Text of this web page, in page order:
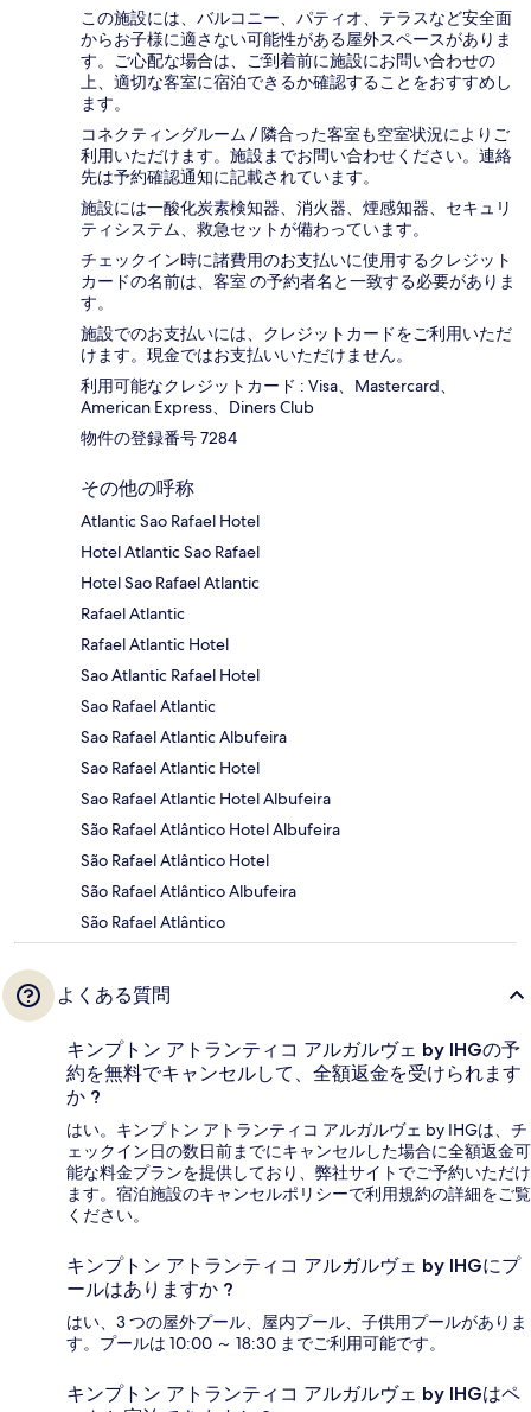
この施設には、バルコニー、パティオ、テラスなど安全面
からお子様に適さない可能性がある屋外スペースがありま
す。ご心配な場合は、ご到着前に施設にお問い合わせの
上、適切な客室に宿泊できるか確認することをおすすめし
ます。
コネクティングルーム / 隣合った客室も空室状況によりご
利用いただけます。施設までお問い合わせください。連絡
先は予約確認通知に記載されています。
施設には一酸化炭素検知器、消火器、煙感知器、セキュリ
ティシステム、救急セットが備わっています。
チェックイン時に諸費用のお支払いに使用するクレジット
カードの名前は、客室 の予約者名と一致する必要がありま
す。
施設でのお支払いには、クレジットカードをご利用いただ
けます。現金ではお支払いいただけません。
利用可能なクレジットカード : Visa、Mastercard、
American Express、Diners Club
物件の登録番号 7284
その他の呼称
Atlantic Sao Rafael Hotel
Hotel Atlantic Sao Rafael
Hotel Sao Rafael Atlantic
Rafael Atlantic
Rafael Atlantic Hotel
Sao Atlantic Rafael Hotel
Sao Rafael Atlantic
Sao Rafael Atlantic Albufeira
Sao Rafael Atlantic Hotel
Sao Rafael Atlantic Hotel Albufeira
São Rafael Atlântico Hotel Albufeira
São Rafael Atlântico Hotel
São Rafael Atlântico Albufeira
São Rafael Atlântico
よくある質問
キンプトン アトランティコ アルガルヴェ by IHGの予
約を無料でキャンセルして、全額返金を受けられます
か ?
はい。キンプトン アトランティコ アルガルヴェ by IHGは、チ
ェックイン日の数日前までにキャンセルした場合に全額返金可
能な料金プランを提供しており、弊社サイトでご予約いただけ
ます。宿泊施設のキャンセルポリシーで利用規約の詳細をご覧
ください。
キンプトン アトランティコ アルガルヴェ by IHGにプ
ールはありますか ?
はい、3 つの屋外プール、屋内プール、子供用プールがありま
す。プールは 10:00 ～ 18:30 までご利用可能です。
キンプトン アトランティコ アルガルヴェ by IHGはペ